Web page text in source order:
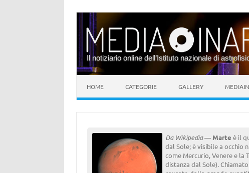
Il notiziario online dell’Istituto nazionale di
HOME CATEGORIE GALLERY
Da Wikipedia— Marte è il
dal Sole; è visibile a occhio
come Mercurio, Venere e la
distanza dal Sole). Chiamato